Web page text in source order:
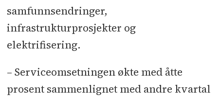
samfunnsendringer,
infrastrukturprosjekter og
elektrifisering.
– Serviceomsetningen økte med åtte
prosent sammenlignet med andre kvartal